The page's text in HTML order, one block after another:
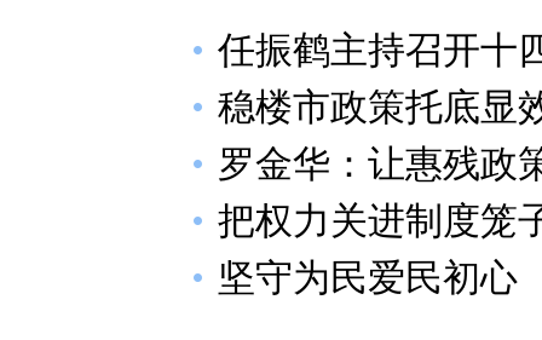
任振鹤主持召开十
稳楼市政策托底显
罗金华：让惠残政
把权力关进制度笼
坚守为民爱民初心